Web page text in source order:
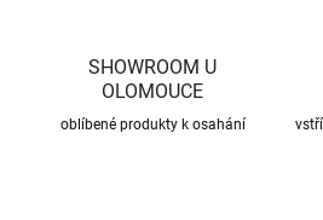
SHOWROOM U
OLOMOUCE
oblíbené produkty k osahání